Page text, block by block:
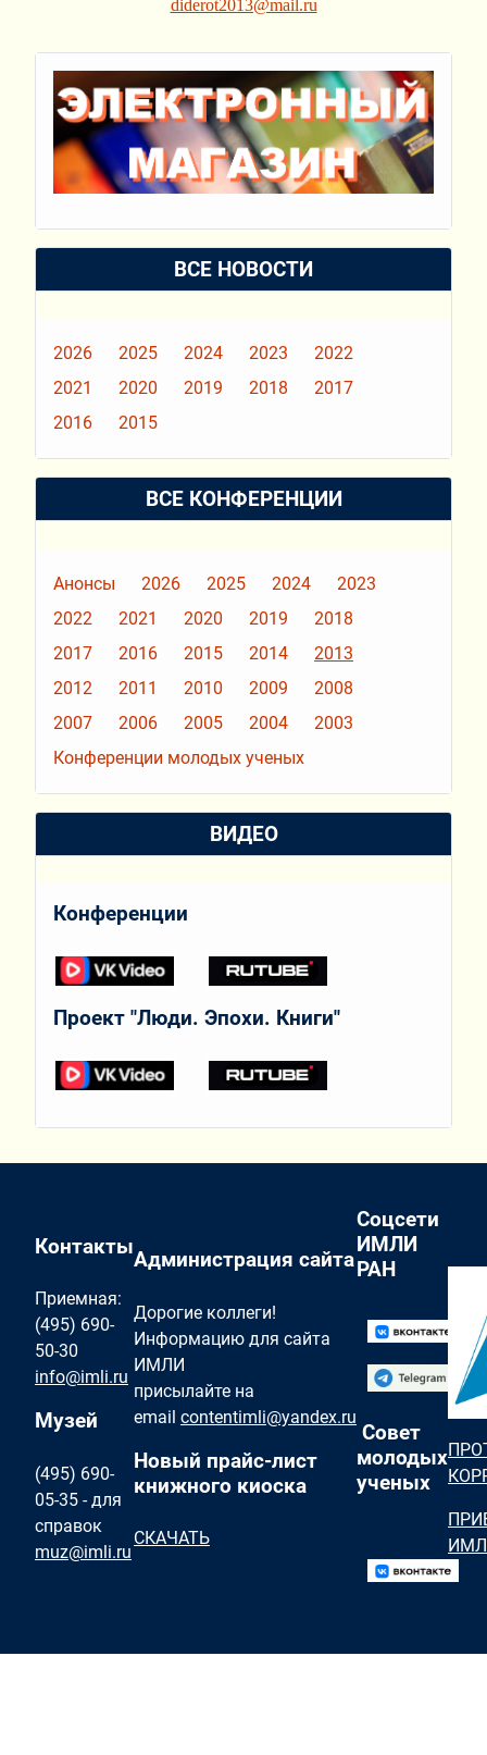
diderot2013@mail.ru
ВСЕ НОВОСТИ
2026 2025 2024 2023
2022
2021
2020 2019 2018
2017
2016
2015
ВСЕ КОНФЕРЕНЦИИ
Анонсы 2026 2025 2024
2023
2022
2021 2020 2019
2018
2017
2016 2015 2014
2013
2012
2011 2010 2009
2008
2007
2006 2005 2004
2003
Конференции молодых ученых
ВИДЕО
Конференции
Проект "Люди. Эпохи. Книги"
Контакты
Приемная:
(495) 690-
50-30
info@imli.ru
Музей
(495) 690-
05-35 - для
справок
muz@imli.ru
Администрация сайта
Дорогие коллеги!
Информацию для сайта
ИМЛИ
присылайте на
email contentimli@yandex.ru
Новый прайс-лист
книжного киоска
СКАЧАТЬ
Соцсети
ИМЛИ
РАН
Совет
молодых
ученых